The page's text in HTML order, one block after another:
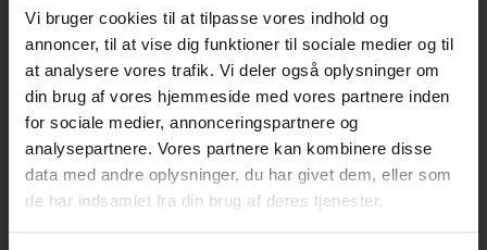
Vi bruger cookies til at tilpasse vores indhold og
annoncer, til at vise dig funktioner til sociale medier og til
at analysere vores trafik. Vi deler også oplysninger om
din brug af vores hjemmeside med vores partnere inden
for sociale medier, annonceringspartnere og
analysepartnere. Vores partnere kan kombinere disse
data med andre oplysninger, du har givet dem, eller som
de har indsamlet fra din brug af deres tjenester.
HELE WEBSHOPPEN ER
SAT NED
Tilbud GÆLDER IKKE
I FYSISK BUTIKKERE